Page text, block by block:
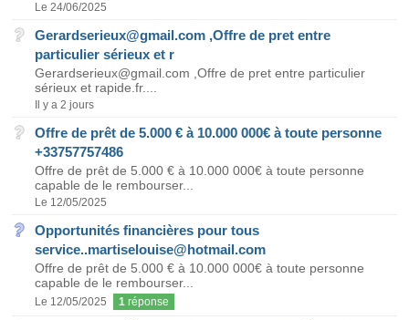
Le 24/06/2025
Gerardserieux@gmail.com ,Offre de pret entre
particulier sérieux et r
Gerardserieux@gmail.com ,Offre de pret entre particulier
sérieux et rapide.fr....
Il y a 2 jours
Offre de prêt de 5.000 € à 10.000 000€ à toute personne
+33757757486
Offre de prêt de 5.000 € à 10.000 000€ à toute personne
capable de le rembourser...
Le 12/05/2025
Opportunités financières pour tous
service..martiselouise@hotmail.com
Offre de prêt de 5.000 € à 10.000 000€ à toute personne
capable de le rembourser...
Le 12/05/2025 1 réponse